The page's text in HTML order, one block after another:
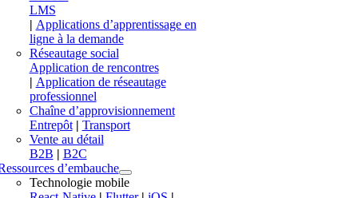
LMS
| Applications d’apprentissage en
ligne à la demande
Réseautage social
Application de rencontres
| Application de réseautage
professionnel
Chaîne d’approvisionnement
Entrepôt| Transport
Vente au détail
B2B | B2C
d’embauche
Technologie mobile